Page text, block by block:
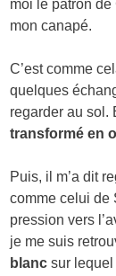
moi le patron
mon canapé.
C’est comme
quelques
regarder au sol.
transformé en
Puis, il m’a dit
comme celui de
pression vers
je me suis
blanc sur lequel